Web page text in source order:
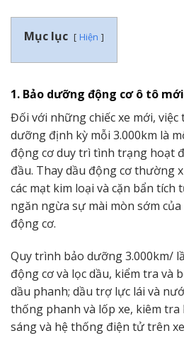
Mục lục Hiện
1. Bảo dưỡng động cơ ô tô
Đối với những chiếc xe mới,
dưỡng định kỳ mỗi 3.000km là
động cơ duy trì tình trạng hoạt
đầu. Thay dầu động cơ thường
các mạt kim loại và cặn bẩn
ngăn ngừa sự mài mòn sớm
động cơ.
Quy trình bảo dưỡng 3.000km/
động cơ và lọc dầu, kiểm tra và
dầu phanh; dầu trợ lực lái và
thống phanh và lốp xe, kiêm
sáng và hệ thống điện tử trên